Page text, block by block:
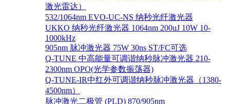
激光雷达）
532/1064nm EVO-UC-NS 纳秒光纤激光器
UKKO 纳秒光纤激光器 1064nm 200uJ 10W 10-
1000kHz
905nm 脉冲激光器 75W 30ns ST/FC可选
Q-TUNE 中高能量可调谐纳秒脉冲激光器 210-
2300nm OPO(光学参数振荡器)
Q-TUNE-IR中红外可调谐纳秒脉冲激光器（1380-
4500nm）
脉冲激光二极管 (PLD) 870/905nm